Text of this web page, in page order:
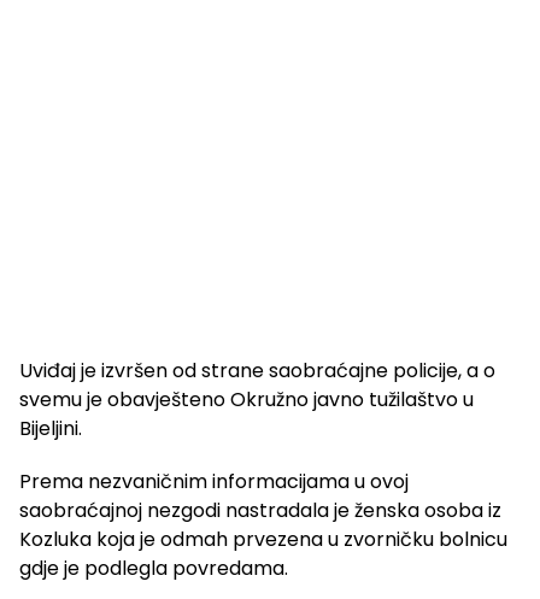
Uviđaj je izvršen od strane saobraćajne policije, a o
svemu je obavješteno Okružno javno tužilaštvo u
Bijeljini.
Prema nezvaničnim informacijama u ovoj
saobraćajnoj nezgodi nastradala je ženska osoba iz
Kozluka koja je odmah prvezena u zvorničku bolnicu
gdje je podlegla povredama.